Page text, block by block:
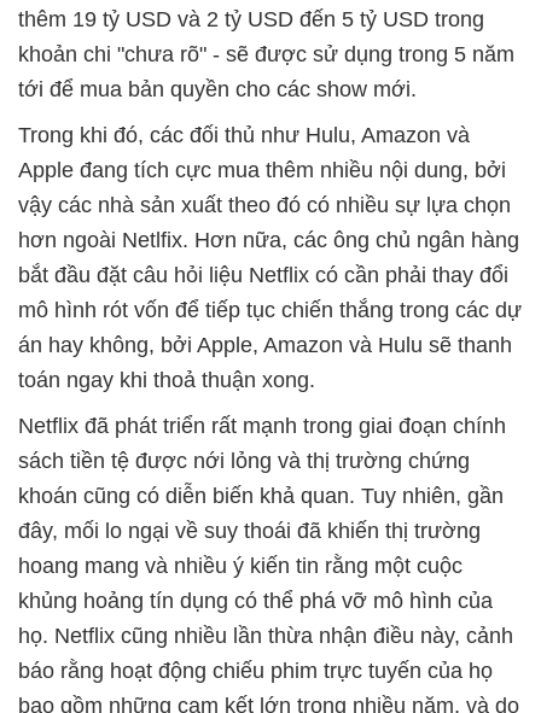
thêm 19 tỷ USD và 2 tỷ USD đến 5 tỷ USD trong
khoản chi "chưa rõ" - sẽ được sử dụng trong 5 năm
tới để mua bản quyền cho các show mới.
Trong khi đó, các đối thủ như Hulu, Amazon và
Apple đang tích cực mua thêm nhiều nội dung, bởi
vậy các nhà sản xuất theo đó có nhiều sự lựa chọn
hơn ngoài Netlfix. Hơn nữa, các ông chủ ngân hàng
bắt đầu đặt câu hỏi liệu Netflix có cần phải thay đổi
mô hình rót vốn để tiếp tục chiến thắng trong các dự
án hay không, bởi Apple, Amazon và Hulu sẽ thanh
toán ngay khi thoả thuận xong.
Netflix đã phát triển rất mạnh trong giai đoạn chính
sách tiền tệ được nới lỏng và thị trường chứng
khoán cũng có diễn biến khả quan. Tuy nhiên, gần
đây, mối lo ngại về suy thoái đã khiến thị trường
hoang mang và nhiều ý kiến tin rằng một cuộc
khủng hoảng tín dụng có thể phá vỡ mô hình của
họ. Netflix cũng nhiều lần thừa nhận điều này, cảnh
báo rằng hoạt động chiếu phim trực tuyến của họ
bao gồm những cam kết lớn trong nhiều năm, và do